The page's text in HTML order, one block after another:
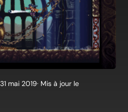
31 mai 2019· Mis à jour le